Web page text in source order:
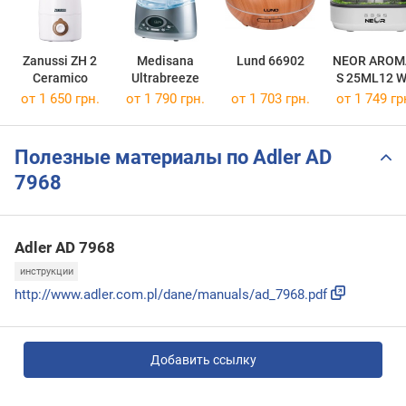
Zanussi ZH 2
Ceramico
Medisana
Ultrabreeze
Lund 66902
NEOR
S 25ML12
от 1 650 грн. от 1 790 грн. от 1 703 грн. от 1 749
Полезные материалы по Adler AD
7968
Adler AD 7968
инструкции
http://www.adler.com.pl/dane/manuals/ad_7968.pdf
Добавить ссылку